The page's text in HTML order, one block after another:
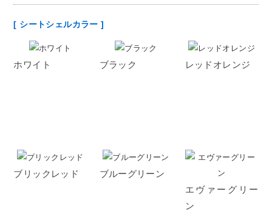
[ シートシェルカラー ]
ホワイト ブラック レッドオレンジ
ブリックレッド
ブルーグリーン
エヴァーグリー
ン